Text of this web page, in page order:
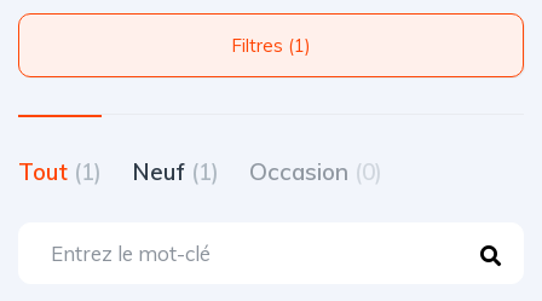
Filtres (1)
Tout (1) Neuf (1) Occasion (0)